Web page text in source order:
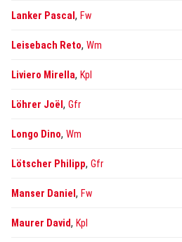
Lanker Pascal , Fw
Leisebach Reto, Wm
Liviero Mirella, Kpl
Löhrer Joël , Gfr
Longo Dino, Wm
Lötscher Philipp, Gfr
Manser Daniel , Fw
Maurer David, Kpl